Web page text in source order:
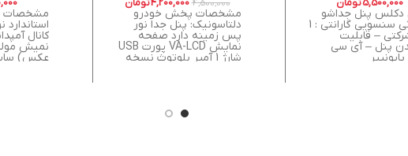
پنل جداشو
بلوتوثی سنسویی گارانتی : 1
– قابلیت
پنل – آی سی
4,500,000
مشخصات پخش خودرو
دلتاسونیک: پنل جدا نور
پس زمینه دارد صفحه
نمایش VA-LCD پورت USB
شارژ 1 آمپر بلوتوث نسخه
کانال
نمیش